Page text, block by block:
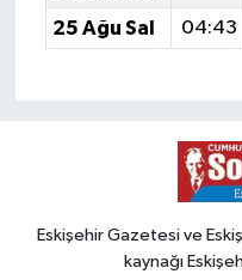
25 Ağu Sal
04:43
Eskişehir Gazetesi ve
kaynağı